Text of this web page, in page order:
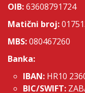
OIB:63608791724
Matični broj:
MBS:080467260
Banka:
IBAN: HR10
BIC/SWIFT: